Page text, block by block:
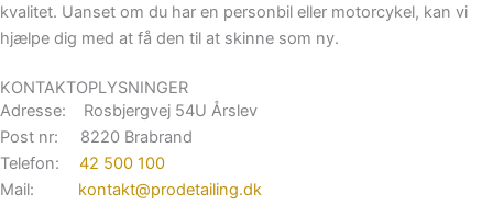
kvalitet. Uanset om du har en personbil eller motorcykel, kan vi
hjælpe dig med at få den til at skinne som ny.
KONTAKTOPLYSNINGER
Adresse: Rosbjergvej 54U Årslev
Post nr: 8220 Brabrand
Telefon:
42 500 100
Mail:
kontakt@prodetailing.dk